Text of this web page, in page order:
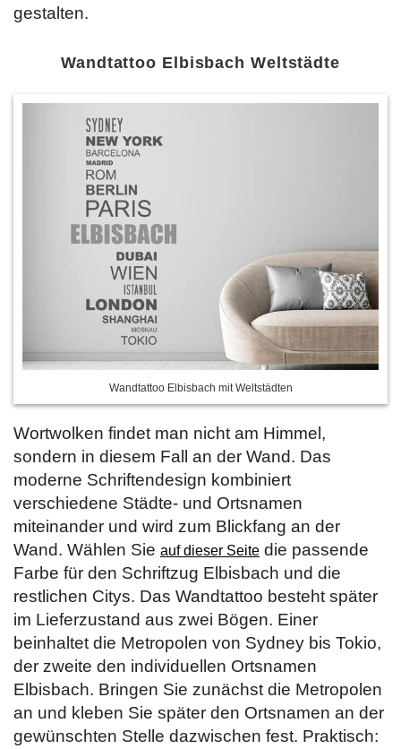
gestalten.
Wandtattoo Elbisbach Weltstädte
Wandtattoo Elbisbach mit Weltstädten
Wortwolken findet man nicht am Himmel,
sondern in diesem Fall an der Wand. Das
moderne Schriftendesign kombiniert
verschiedene Städte- und Ortsnamen
miteinander und wird zum Blickfang an der
Wand. Wählen Sie auf dieser Seite die passende
Farbe für den Schriftzug Elbisbach und die
restlichen Citys. Das Wandtattoo besteht später
im Lieferzustand aus zwei Bögen. Einer
beinhaltet die Metropolen von Sydney bis Tokio,
der zweite den individuellen Ortsnamen
Elbisbach. Bringen Sie zunächst die Metropolen
an und kleben Sie später den Ortsnamen an der
gewünschten Stelle dazwischen fest. Praktisch: